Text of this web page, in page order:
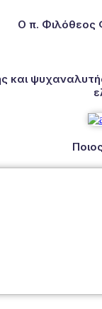
Ο π. Φιλόθεος